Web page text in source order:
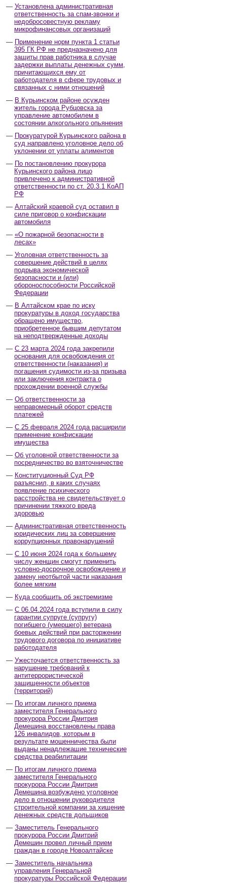
Установлена административная
ответственность за спам-звонки и
недобросовестную рекламу
микрофинансовых организаций
Применение норм пункта 1 статьи
395 ГК РФ не предназначено для
защиты прав работника в случае
задержки выплаты денежных сумм,
причитающихся ему от
работодателя в сфере трудовых и
связанных с ними отношений
В Курьинском районе осужден
житель города Рубцовска за
управление автомобилем в
состоянии алкогольного опьянения
Прокуратурой Курьинского района в
суд направлено уголовное дело об
уклонении от уплаты алиментов
По постановлению прокурора
Курьинского района лицо
привлечено к административной
ответственности по ст. 20.3.1 КоАП
РФ
Алтайский краевой суд оставил в
силе приговор о конфискации
автомобиля
«О пожарной безопасности в
лесах»
Уголовная ответственность за
совершение действий в целях
подрыва экономической
безопасности и (или)
обороноспособности Российской
Федерации
В Алтайском крае по иску
прокуратуры в доход государства
обращено имущество,
приобретенное бывшим депутатом
на неподтвержденные доходы
С 23 марта 2024 года закрепили
основания для освобождения от
ответственности (наказания) и
погашения судимости из-за призыва
или заключения контракта о
прохождении военной службы
Об ответственности за
неправомерный оборот средств
платежей
С 25 февраля 2024 года расширили
применение конфискации
имущества
Об уголовной ответственности за
посредничество во взяточничестве
Конституционный Суд РФ
разъяснил, в каких случаях
появление психического
расстройства не свидетельствует о
причинении тяжкого вреда
здоровью
Административная ответственность
юридических лиц за совершение
коррупционных правонарушений
С 10 июня 2024 года к большему
числу женщин смогут применить
условно-досрочное освобождение и
замену неотбытой части наказания
более мягким
Куда сообщить об экстремизме
С 06.04.2024 года вступили в силу
гарантии супруге (супругу)
погибшего (умершего) ветерана
боевых действий при расторжении
трудового договора по инициативе
работодателя
Ужесточается ответственность за
нарушение требований к
антитеррористической
защищенности объектов
(территорий)
По итогам личного приема
заместителя Генерального
прокурора России Дмитрия
Демешина восстановлены права
126 инвалидов, которым в
результате мошенничества были
выданы ненадлежащие технические
средства реабилитации
По итогам личного приема
заместителя Генерального
прокурора России Дмитрия
Демешина возбуждено уголовное
дело в отношении руководителя
строительной компании за хищение
денежных средств дольщиков
Заместитель Генерального
прокурора России Дмитрий
Демешин провел личный прием
граждан в городе Новоалтайске
Заместитель начальника
управления Генеральной
прокуратуры Российской Федерации